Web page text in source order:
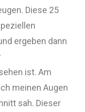
Diese 25
ergeben dann
ist. Am
meinen Augen
sah. Dieser